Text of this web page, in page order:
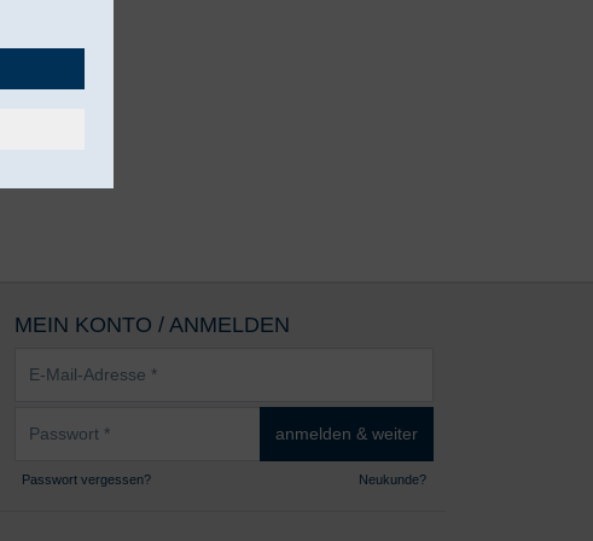
MEIN KONTO / ANMELDEN
Mail-
anmelden & weiter
Passwort vergessen? Neukunde?